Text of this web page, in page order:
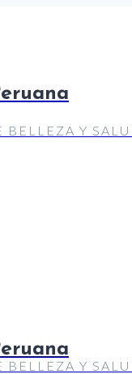
BELLEZA Y
BELLEZA Y